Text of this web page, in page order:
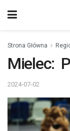
Strona Główna
Mielec:
2024-07-02